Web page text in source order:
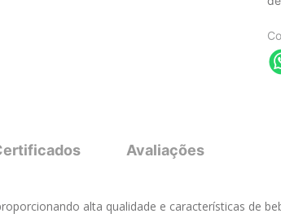
Avaliações
alta qualidade e características de